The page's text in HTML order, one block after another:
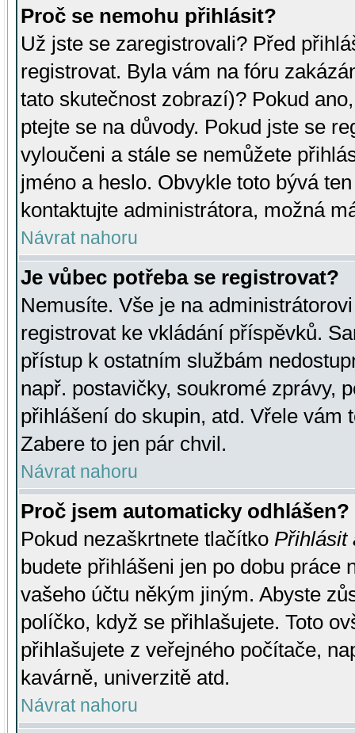
Proč se nemohu přihlásit?
Už jste se zaregistrovali? Před
registrovat. Byla vám na fóru
tato skutečnost zobrazí)? Pokud
ptejte se na důvody. Pokud jste se
vyloučeni a stále se nemůžete
jméno a heslo. Obvykle toto bývá
kontaktujte administrátora, možná
Návrat nahoru
Je vůbec potřeba se registrovat?
Nemusíte. Vše je na
registrovat ke vkládání příspěvků.
přístup k ostatním službám
např. postavičky, soukromé zprávy,
přihlášení do skupin, atd. Vřele vám
Zabere to jen pár chvil.
Návrat nahoru
Proč jsem automaticky odhlášen?
Pokud nezaškrtnete tlačítko Přihlásit
budete přihlášeni jen po dobu práce
vašeho účtu někým jiným. Abyste
políčko, když se přihlašujete. Toto
přihlašujete z veřejného počítače,
kavárně, univerzitě atd.
Návrat nahoru